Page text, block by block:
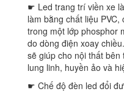
☛ Led trang trí viền xe
làm bằng chất liệu
trong một lớp phosphor
do dòng điện xoay
sẽ giúp cho nội thất
lung linh, huyền ảo và
☛ Chế độ đèn led đổi